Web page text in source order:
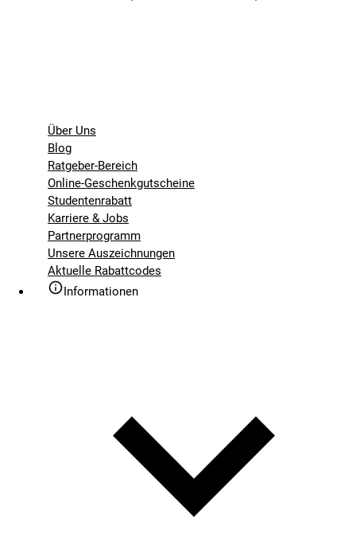
Über Uns
Blog
Ratgeber-Bereich
Online-Geschenkgutscheine
Studentenrabatt
Karriere & Jobs
Partnerprogramm
Unsere Auszeichnungen
Aktuelle Rabattcodes
Informationen